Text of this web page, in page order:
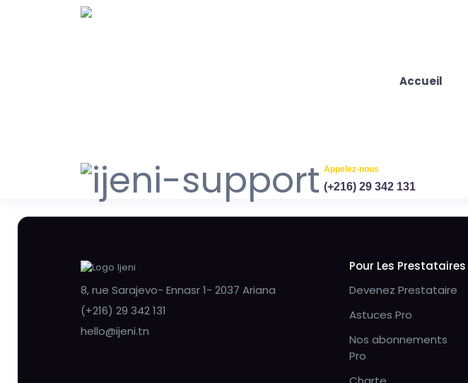
Accueil
Appelez-nous
(+216) 29 342 131
8, rue Sarajevo- Ennasr 1- 2037 Ariana
(+216) 29 342 131
hello@ijeni.tn
Pour Les Prestataires
Devenez Prestataire
Astuces Pro
Nos abonnements
Pro